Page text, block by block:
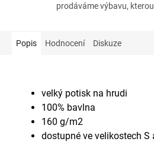
prodáváme výbavu,
Popis Hodnocení Diskuze
velký potisk na hrudi
100% bavlna
160 g/m2
dostupné ve velikostech S